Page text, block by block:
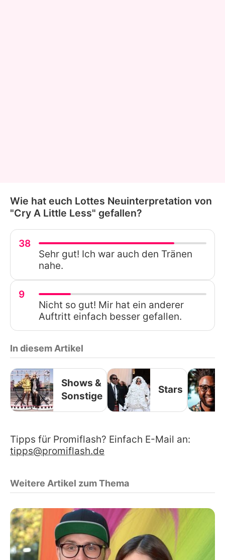
Wie hat euch Lottes Neuinterpretation von
"Cry A Little Less" gefallen?
38
Sehr gut! Ich war auch den Tränen
nahe.
9
Nicht so gut! Mir hat ein anderer
Auftritt einfach besser gefallen.
In diesem Artikel
Shows &
Sonstige
Stars
Tipps für Promiflash? Einfach E-Mail an:
tipps@promiflash.de
Weitere Artikel zum Thema